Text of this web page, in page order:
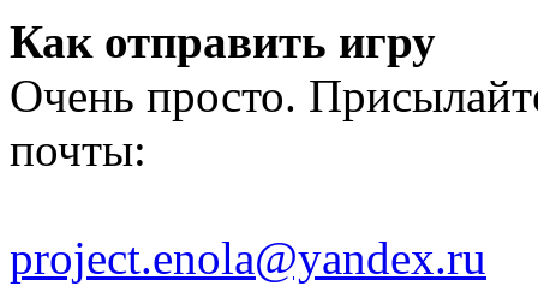
Как отправить игру
Очень просто.
почты:
project.enola@yandex.ru